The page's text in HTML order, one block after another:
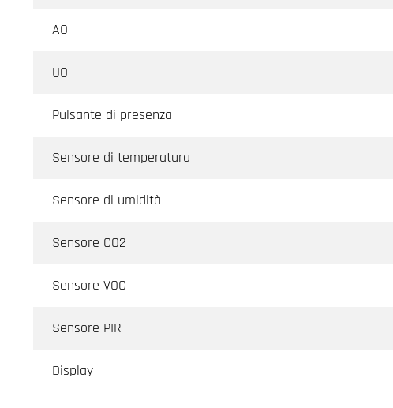
AO
UO
Pulsante di presenza
Sensore di temperatura
Sensore di umidità
Sensore CO2
Sensore VOC
Sensore PIR
Display